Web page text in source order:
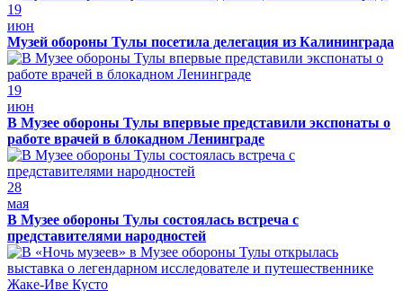
19
июн
Музей обороны Тулы посетила делегация из Калининграда
19
июн
В Музее обороны Тулы впервые представили экспонаты о
работе врачей в блокадном Ленинграде
28
мая
В Музее обороны Тулы состоялась встреча с
представителями народностей